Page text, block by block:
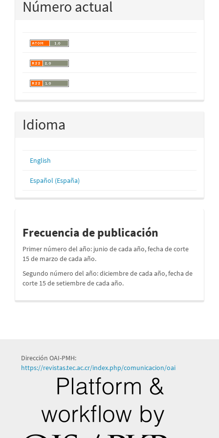
Número actual
Idioma
English
Español (España)
Frecuencia de publicación
Primer número del año: junio de cada año, fecha de corte
15 de marzo de cada año.
Segundo número del año: diciembre de cada año, fecha de
corte 15 de setiembre de cada año.
Dirección OAI-PMH:
https://revistas.tec.ac.cr/index.php/comunicacion/oai